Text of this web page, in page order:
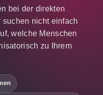
bei der direkten
suchen nicht einfach
welche Menschen
zu Ihrem